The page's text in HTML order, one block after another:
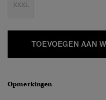
XXXL
TOEVOEGEN AAN
Opmerkingen